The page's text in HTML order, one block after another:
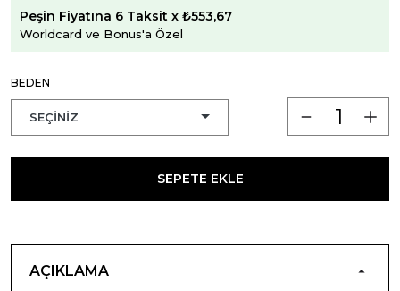
Peşin Fiyatına 6 Taksit x ₺553,67
Worldcard ve Bonus'a Özel
BEDEN
SEPETE EKLE
AÇIKLAMA